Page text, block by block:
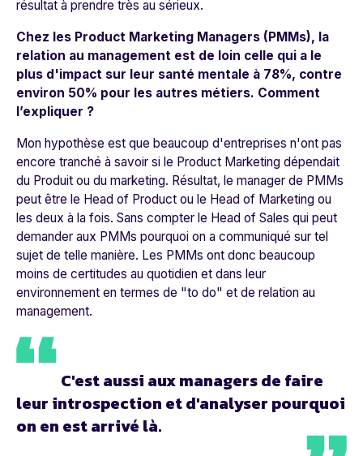
résultat à prendre très au sérieux.
Chez les Product Marketing Managers (PMMs), la
relation au management est de loin celle qui a le
plus d'impact sur leur santé mentale à 78%, contre
environ 50% pour les autres métiers. Comment
l’expliquer ?
Mon hypothèse est que beaucoup d'entreprises n'ont pas
encore tranché à savoir si le Product Marketing dépendait
du Produit ou du marketing. Résultat, le manager de PMMs
peut être le Head of Product ou le Head of Marketing ou
les deux à la fois. Sans compter le Head of Sales qui peut
demander aux PMMs pourquoi on a communiqué sur tel
sujet de telle manière. Les PMMs ont donc beaucoup
moins de certitudes au quotidien et dans leur
environnement en termes de "to do" et de relation au
management.
C'est aussi aux managers de faire
leur introspection et d'analyser pourquoi
on en est arrivé là.